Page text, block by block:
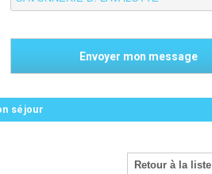
séjour
Retour à la liste